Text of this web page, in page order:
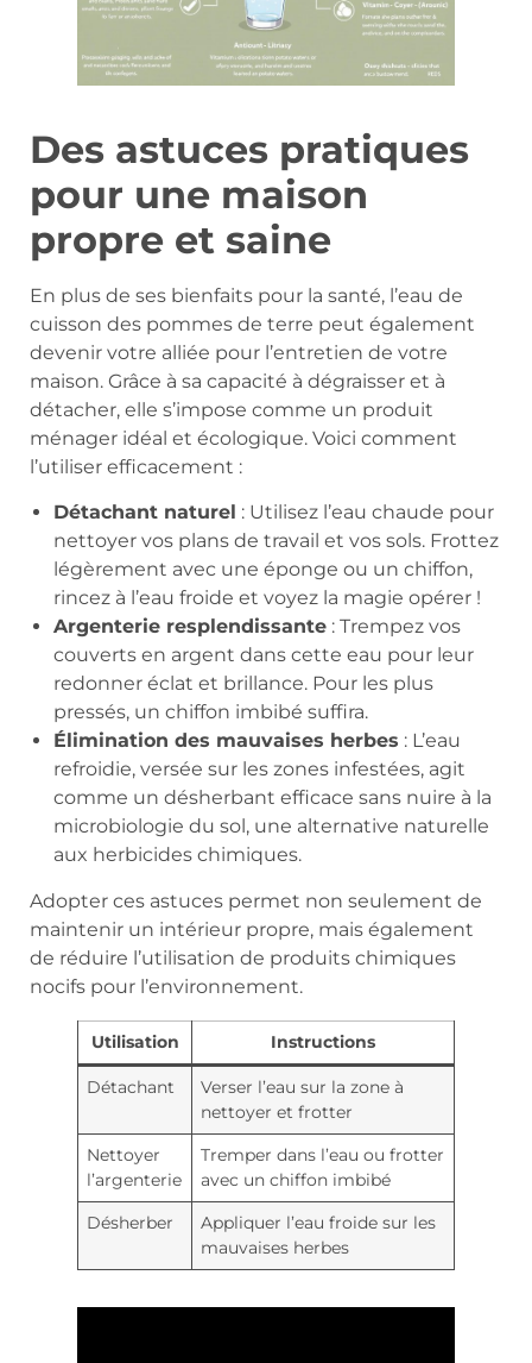
Des astuces pratiques
pour une maison
propre et saine
En plus de ses bienfaits pour la santé, l’eau de
cuisson des pommes de terre peut également
devenir votre alliée pour l’entretien de votre
maison. Grâce à sa capacité à dégraisser et à
détacher, elle s’impose comme un produit
ménager idéal et écologique. Voici comment
l’utiliser efficacement :
Détachant naturel : Utilisez l’eau chaude pour
nettoyer vos plans de travail et vos sols. Frottez
légèrement avec une éponge ou un chiffon,
rincez à l’eau froide et voyez la magie opérer !
Argenterie resplendissante : Trempez vos
couverts en argent dans cette eau pour leur
redonner éclat et brillance. Pour les plus
pressés, un chiffon imbibé suffira.
Élimination des mauvaises herbes : L’eau
refroidie, versée sur les zones infestées, agit
comme un désherbant efficace sans nuire à la
microbiologie du sol, une alternative naturelle
aux herbicides chimiques.
Adopter ces astuces permet non seulement de
maintenir un intérieur propre, mais également
de réduire l’utilisation de produits chimiques
nocifs pour l’environnement.
Utilisation Instructions
Détachant
Verser l’eau sur la zone à
nettoyer et frotter
Nettoyer
l’argenterie
Tremper dans l’eau ou frotter
avec un chiffon imbibé
Désherber
Appliquer l’eau froide sur les
mauvaises herbes